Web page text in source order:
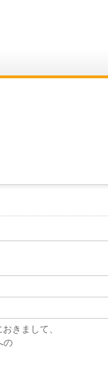
きまして、
の